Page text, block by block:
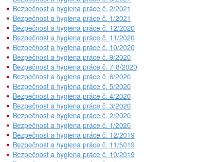
Bezpečnost a hygiena práce č. 2/2021
Bezpečnost a hygiena práce č. 1/2021
Bezpečnost a hygiena práce č. 12/2020
Bezpečnost a hygiena práce č. 11/2020
Bezpečnost a hygiena práce č. 10/2020
Bezpečnost a hygiena práce č. 9/2020
Bezpečnost a hygiena práce č. 7-8/2020
Bezpečnost a hygiena práce č. 6/2020
Bezpečnost a hygiena práce č. 5/2020
Bezpečnost a hygiena práce č. 4/2020
Bezpečnost a hygiena práce č. 3/2020
Bezpečnost a hygiena práce č. 2/2020
Bezpečnost a hygiena práce č. 1/2020
Bezpečnost a hygiena práce č. 12/2019
Bezpečnost a hygiena práce č. 11/5019
Bezpečnost a hygiena práce č. 10/2019